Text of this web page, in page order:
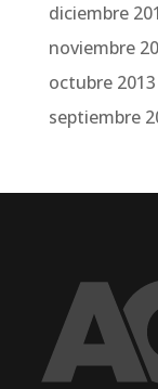
diciembre
noviembre
octubre 2013
septiembre